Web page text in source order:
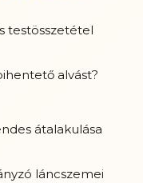
testösszetétel
alvást?
átalakulása
láncszemei